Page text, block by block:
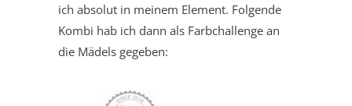
ich absolut in meinem Element. Folgende
Kombi hab ich dann als Farbchallenge an
die Mädels gegeben: